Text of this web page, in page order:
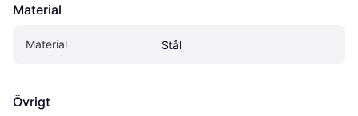
Material
Material Stål
Övrigt